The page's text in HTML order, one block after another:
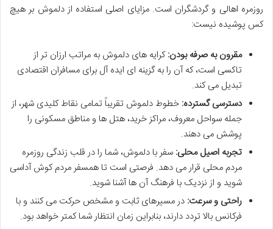
روزمره اهالی و گردشگران است. مزایای اصلی استفاده از دلموش بر هیچ
کس پوشیده نیست:
مقرون به صرفه بودن:کرایه های دلموش به مراتب ارزان تر از
تاکسی است، که آن را به گزینه ای ایده آل برای مسافران اقتصادی
تبدیل می کند.
دسترسی گسترده: خطوط دلموش تقریباً تمامی نقاط کلیدی شهر، از
جمله سواحل معروف، مراکز خرید، هتل ها و مناطق مسکونی را
پوشش می دهند.
تجربه اصیل محلی: سفر با دلموش، شما را در قلب زندگی روزمره
مردم محلی قرار می دهد. فرصتی است تا همسفر مردم کوش آداسی
شوید و از نزدیک با فرهنگ آن ها آشنا شوید.
راحتی و سرعت: در مسیرهای ثابت و مشخص حرکت می کنند و با
فرکانس بالا تردد دارند، بنابراین زمان انتظار شما کمتر خواهد بود.